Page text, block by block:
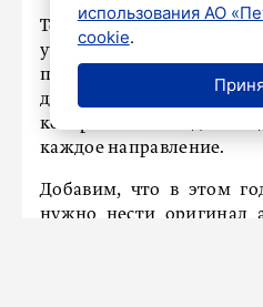
Теперь высшие
учитывать нормы
приёма (их
декабре 2024 года)
которые необходимы
каждое направление.
Добавим, что в этом
нужно нести оригинал
использования АО
cookie.